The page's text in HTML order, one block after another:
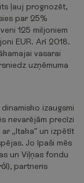
ļauj prognozēt,
par 25%
125 miljoniem
EUR. Arī 2018.
vasarai
uzņēmuma
izaugsmi
nevarējām precīzi
„Itaka” un izpētīt
Jo īpaši mēs
un Viļņas fondu
partneris